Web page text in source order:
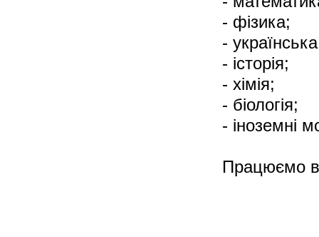
- фізика;
-
- історія;
- хімія;
- біологія;
- іноземні
Працюємо в